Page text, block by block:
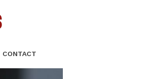
CONTACT